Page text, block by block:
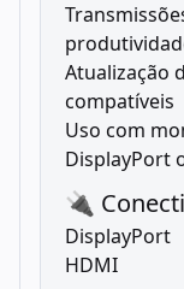
Atualização
compatíveis
Uso com
DisplayPort
🔌
DisplayPort
HDMI